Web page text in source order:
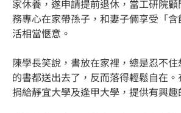
家休養，遂申請提前退休，當工研院
務專心在家帶孫子，和妻子倆享受「
活相當愜意。
陳學長笑說，書放在家裡，總是忍不
的書都送出去了，反而落得輕鬆自在
捐給靜宜大學及逢甲大學，提供有興趣